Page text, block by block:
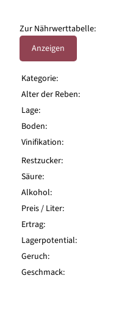
Zur Nährwerttabelle:
Anzeigen
Kategorie:
Alter der Reben:
Lage:
Boden:
Vinifikation:
Restzucker:
Säure:
Alkohol:
Preis / Liter:
Ertrag:
Lagerpotential:
Geruch:
Geschmack: